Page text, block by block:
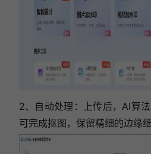
2、自动处理：上传后，AI算
可完成抠图，保留精细的边缘细